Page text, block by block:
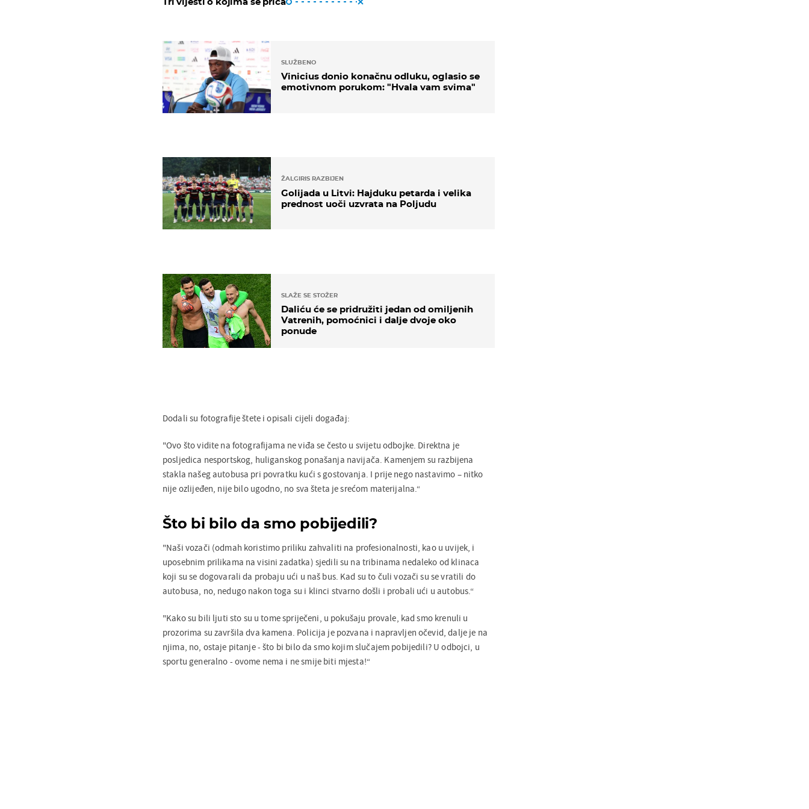
SLUŽBENO
Vinicius donio konačnu odluku, oglasio se
emotivnom porukom: "Hvala vam svima"
ŽALGIRIS RAZBIJEN
Golijada u Litvi: Hajduku petarda i velika
prednost uoči uzvrata na Poljudu
SLAŽE SE STOŽER
Daliću će se pridružiti jedan od omiljenih
Vatrenih, pomoćnici i dalje dvoje oko
ponude
Dodali su fotografije štete i opisali cijeli događaj:
"Ovo što vidite na fotografijama ne viđa se često u svijetu odbojke. Direktna je
posljedica nesportskog, huliganskog ponašanja navijača. Kamenjem su razbijena
stakla našeg autobusa pri povratku kući s gostovanja. I prije nego nastavimo – nitko
nije ozlijeđen, nije bilo ugodno, no sva šteta je srećom materijalna.“
Što bi bilo da smo pobijedili?
"Naši vozači (odmah koristimo priliku zahvaliti na profesionalnosti, kao u uvijek, i
uposebnim prilikama na visini zadatka) sjedili su na tribinama nedaleko od klinaca
koji su se dogovarali da probaju ući u naš bus. Kad su to čuli vozači su se vratili do
autobusa, no, nedugo nakon toga su i klinci stvarno došli i probali ući u autobus.“
"Kako su bili ljuti sto su u tome spriječeni, u pokušaju provale, kad smo krenuli u
prozorima su završila dva kamena. Policija je pozvana i napravljen očevid, dalje je na
njima, no, ostaje pitanje - što bi bilo da smo kojim slučajem pobijedili? U odbojci, u
sportu generalno - ovome nema i ne smije biti mjesta!“